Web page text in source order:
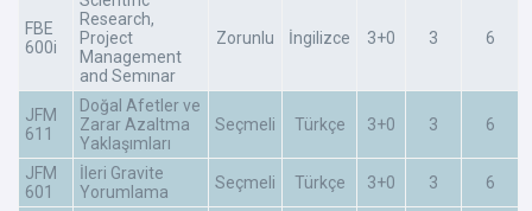
FBE
600i
Research,
Project
Management
and Semınar
Zorunlu İngilizce 3+0 3 6
JFM
611
Doğal Afetler ve
Zarar Azaltma
Yaklaşımları
Seçmeli Türkçe 3+0 3 6
JFM
601
İleri Gravite
Yorumlama
Seçmeli Türkçe 3+0 3 6